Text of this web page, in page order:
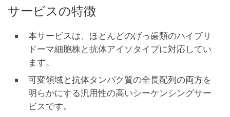
サービスの特徴
本サービスは、ほとんどのげっ歯類のハイブリ
ドーマ細胞株と抗体アイソタイプに対応してい
ます。
可変領域と抗体タンパク質の全長配列の両方を
明らかにする汎用性の高いシーケンシングサー
ビスです。